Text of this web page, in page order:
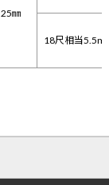
25㎜
18尺相当5.5m